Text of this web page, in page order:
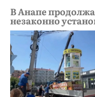
В Анапе
незаконно